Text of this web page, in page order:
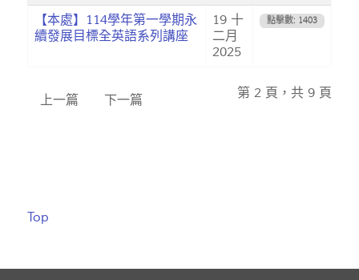
【本處】114學年第一學期永
續發展目標全英語系列講座
19 十
二月
2025
點擊數: 1403
第 2 頁，共 9 頁
上一篇 下一篇
Top